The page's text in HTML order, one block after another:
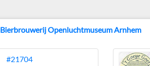
Bierbrouwerij Openluchtmuseum Arnhem
#21704